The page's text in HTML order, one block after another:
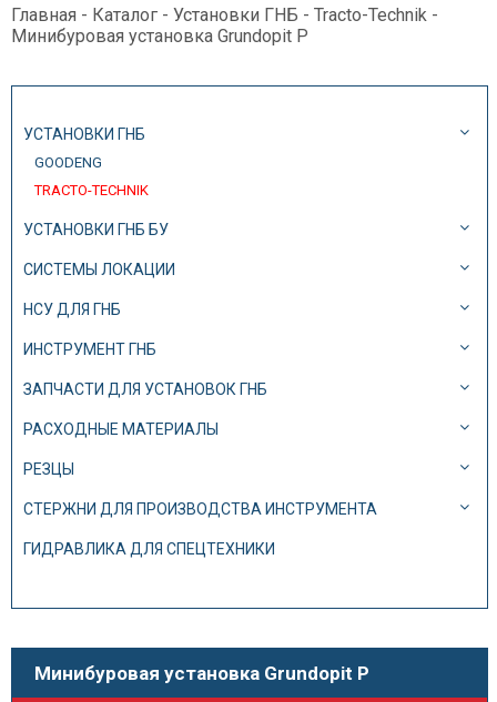
Главная - Каталог - Установки ГНБ - Tracto-Technik -
Минибуровая установка Grundopit P
УСТАНОВКИ ГНБ
GOODENG
TRACTO-TECHNIK
УСТАНОВКИ ГНБ БУ
СИСТЕМЫ ЛОКАЦИИ
НСУ ДЛЯ ГНБ
ИНСТРУМЕНТ ГНБ
ЗАПЧАСТИ ДЛЯ УСТАНОВОК ГНБ
РАСХОДНЫЕ МАТЕРИАЛЫ
РЕЗЦЫ
СТЕРЖНИ ДЛЯ ПРОИЗВОДСТВА ИНСТРУМЕНТА
ГИДРАВЛИКА ДЛЯ СПЕЦТЕХНИКИ
Минибуровая установка Grundopit P